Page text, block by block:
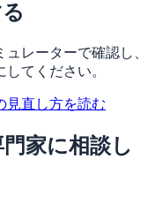
レーターで確認し、
てください。
見直し方を読む
家に相談し